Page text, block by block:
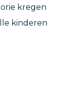
kregen
kinderen